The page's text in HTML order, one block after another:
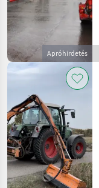
Apróhirdetés